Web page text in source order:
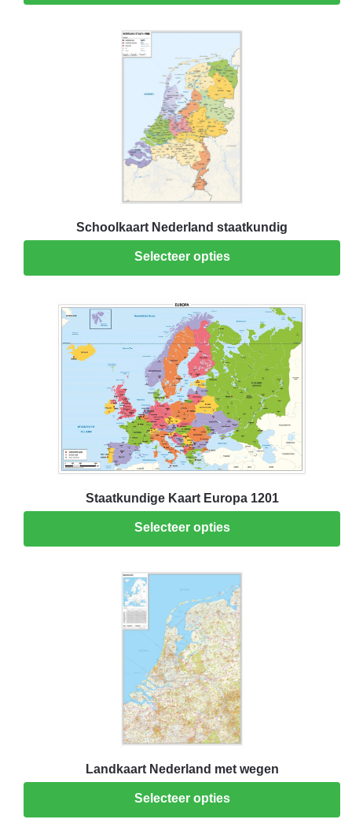
Schoolkaart Nederland staatkundig
Selecteer opties
Staatkundige Kaart Europa 1201
Selecteer opties
Landkaart Nederland met wegen
Selecteer opties